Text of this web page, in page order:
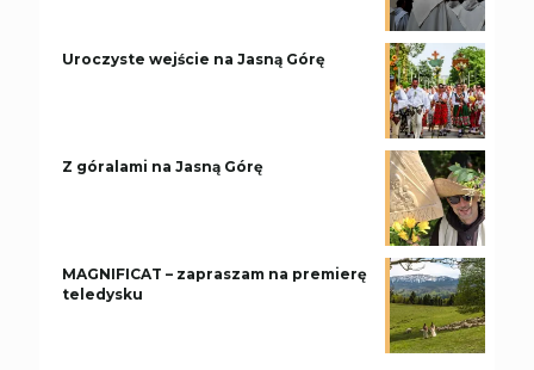
Uroczyste wejście na Jasną Górę
Z góralami na Jasną Górę
MAGNIFICAT – zapraszam na premierę
teledysku